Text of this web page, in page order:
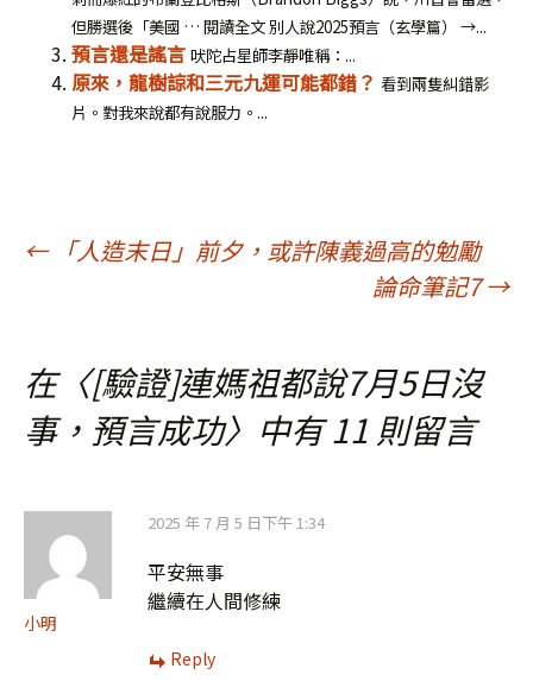
但勝選後「美國 … 閱讀全文 別人說2025預言（玄學篇） →...
預言還是謠言 吠陀占星師李靜唯稱：...
原來，龍樹諒和三元九運可能都錯？ 看到兩隻糾錯影
片。對我來說都有說服力。...
文
導
覽
←「人造末日」前夕，或許陳義過高的勉勵
論命筆記7→
在〈[驗證]連媽祖都說7月5日沒
事，預言成功〉中有 11 則留言
小明
2025 年 7 月 5 日下午 1:34
平安無事
繼續在人間修練
Reply